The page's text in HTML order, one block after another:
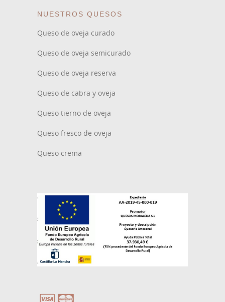
NUESTROS QUESOS
Queso de oveja curado
Queso de oveja semicurado
Queso de oveja reserva
Queso de cabra y oveja
Queso tierno de oveja
Queso fresco de oveja
Queso crema